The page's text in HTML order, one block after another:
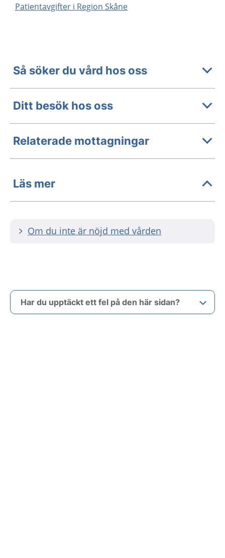
Patientavgifter i Region Skåne
Så söker du vård hos oss
Ditt besök hos oss
Relaterade mottagningar
Läs mer
Om du inte är nöjd med vården
Har du upptäckt ett fel på den här sidan?